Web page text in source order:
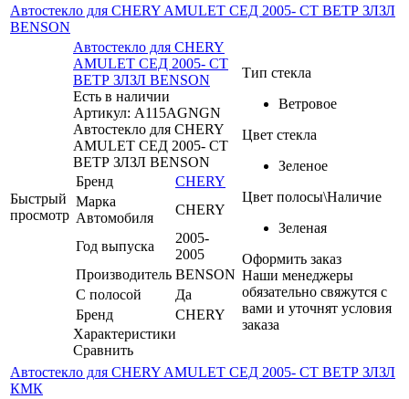
Автостекло для CHERY AMULET СЕД 2005- СТ ВЕТР ЗЛЗЛ
BENSON
Быстрый
просмотр
Автостекло для CHERY
AMULET СЕД 2005- СТ
ВЕТР ЗЛЗЛ BENSON
Есть в наличии
Артикул: A115AGNGN
Автостекло для CHERY
AMULET СЕД 2005- СТ
ВЕТР ЗЛЗЛ BENSON
Бренд
CHERY
Марка
Автомобиля
CHERY
Год выпуска
2005-
2005
Производитель BENSON
С полосой
Да
Бренд
CHERY
Характеристики
Сравнить
Тип стекла
Ветровое
Цвет стекла
Зеленое
Цвет полосы\Наличие
Зеленая
Оформить заказ
Наши менеджеры
обязательно свяжутся с
вами и уточнят условия
заказа
Автостекло для CHERY AMULET СЕД 2005- СТ ВЕТР ЗЛЗЛ
КМК